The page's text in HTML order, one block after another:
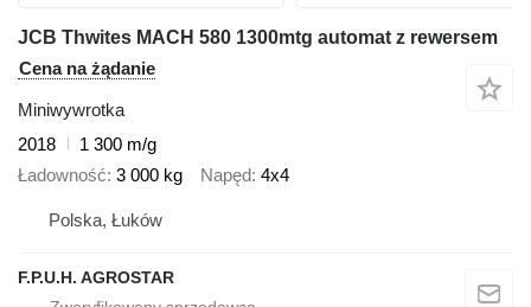
JCB Thwites MACH 580 1300mtg automat z rewersem
Cena na żądanie
Miniwywrotka
2018
1 300 m/g
Ładowność 3 000 kg Napęd 4x4
Polska, Łuków
F.P.U.H. AGROSTAR